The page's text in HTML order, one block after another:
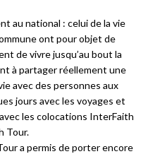
au national : celui de la vie
ont pour objet de
de vivre jusqu’au bout la
à partager réellement une
avec des personnes aux
jours avec les voyages et
les colocations InterFaith
Tour.
a permis de porter encore